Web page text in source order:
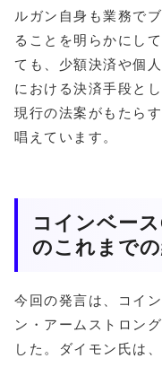
ルガン自身も業務で
ることを明らかにし
ても、少額決済や個
における決済手段と
現行の法案がもたら
唱えています。
コインベー
のこれまで
今回の発言は、コイ
ン・アームストロン
した。ダイモン氏は